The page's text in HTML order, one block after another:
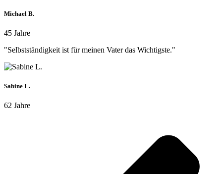
Michael B.
45 Jahre
"Selbstständigkeit ist für meinen Vater das Wichtigste."
Sabine L.
62 Jahre